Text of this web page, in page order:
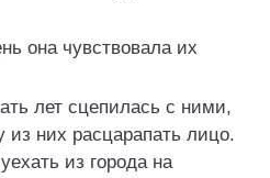
она чувствовала их
лет сцепилась с ними,
них расцарапать лицо.
из города на